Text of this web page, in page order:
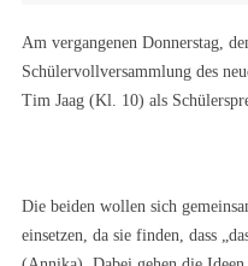
Am vergangenen Donnerstag,
Schülervollversammlung des
Tim Jaag (Kl. 10) als
Die beiden wollen sich
einsetzen, da sie finden, dass